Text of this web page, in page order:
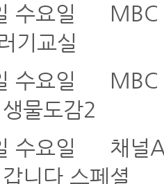
수요일
MBC
기교실
수요일
MBC
물도감2
수요일
채널
니다 스페셜